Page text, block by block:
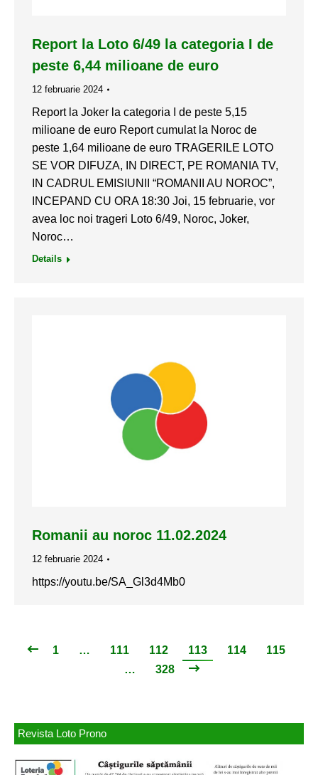
Report la Loto 6/49 la categoria I de
peste 6,44 milioane de euro
12 februarie 2024
Report la Joker la categoria I de peste 5,15
milioane de euro Report cumulat la Noroc de
peste 1,64 milioane de euro TRAGERILE LOTO
SE VOR DIFUZA, IN DIRECT, PE ROMANIA TV,
IN CADRUL EMISIUNII “ROMANII AU NOROC”,
INCEPAND CU ORA 18:30 Joi, 15 februarie, vor
avea loc noi trageri Loto 6/49, Noroc, Joker,
Noroc…
Details
Romanii au noroc 11.02.2024
12 februarie 2024
https://youtu.be/SA_Gl3d4Mb0
1 … 111 112 113 114
115
…
328
Revista Loto Prono